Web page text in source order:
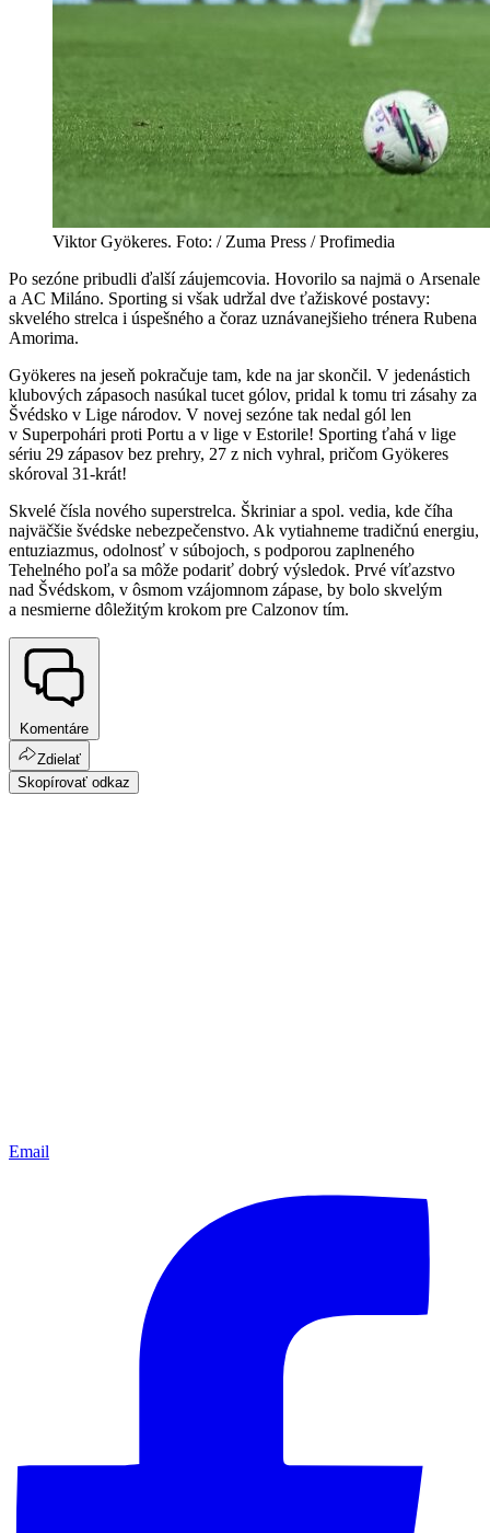
Viktor Gyökeres. Foto: / Zuma Press / Profimedia
Po sezóne pribudli ďalší záujemcovia. Hovorilo sa najmä o Arsenale
a AC Miláno. Sporting si však udržal dve ťažiskové postavy:
skvelého strelca i úspešného a čoraz uznávanejšieho trénera Rubena
Amorima.
Gyökeres na jeseň pokračuje tam, kde na jar skončil. V jedenástich
klubových zápasoch nasúkal tucet gólov, pridal k tomu tri zásahy za
Švédsko v Lige národov. V novej sezóne tak nedal gól len
v Superpohári proti Portu a v lige v Estorile! Sporting ťahá v lige
sériu 29 zápasov bez prehry, 27 z nich vyhral, pričom Gyökeres
skóroval 31-krát!
Skvelé čísla nového superstrelca. Škriniar a spol. vedia, kde číha
najväčšie švédske nebezpečenstvo. Ak vytiahneme tradičnú energiu,
entuziazmus, odolnosť v súbojoch, s podporou zaplneného
Tehelného poľa sa môže podariť dobrý výsledok. Prvé víťazstvo
nad Švédskom, v ôsmom vzájomnom zápase, by bolo skvelým
a nesmierne dôležitým krokom pre Calzonov tím.
Komentáre
Zdielať
Skopírovať odkaz
Email